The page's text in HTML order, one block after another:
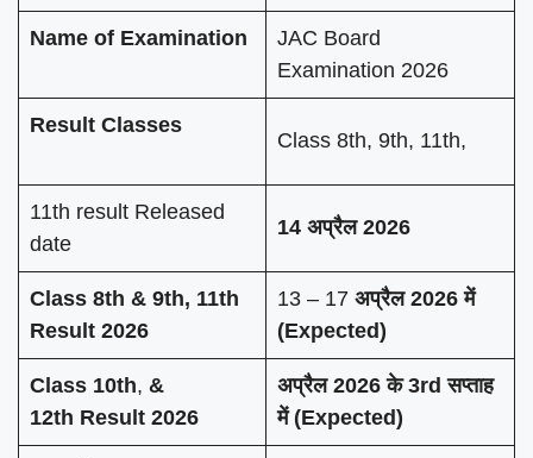
Name of Examination
JAC Board
Examination 2026
Result Classes
Class 8th, 9th, 11th,
11th result Released
date
14 अप्रैल 2026
Class 8th & 9th, 11th
Result 2026
13 – 17 अप्रैल 2026 में
(Expected)
Class 10th, &
12th Result 2026
अप्रैल 2026 के 3rd सप्ताह
में (Expected)